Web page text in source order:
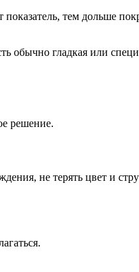
тем дольше
обычно гладкая или
решение.
не терять цвет и